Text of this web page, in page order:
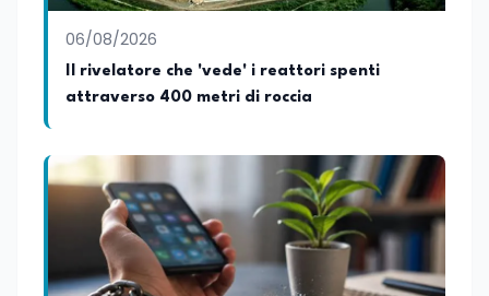
06/08/2026
Il rivelatore che 'vede' i reattori spenti
attraverso 400 metri di roccia